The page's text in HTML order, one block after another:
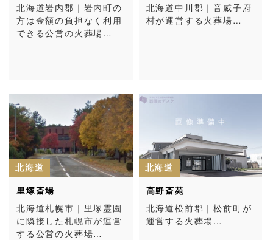
北海道岩内郡｜岩内町の
方は金額の負担なく利用
できる公営の火葬場…
北海道中川郡｜音威子府
村が運営する火葬場…
北海道
里塚斎場
北海道札幌市｜里塚霊園
に隣接した札幌市が運営
する公営の火葬場…
北海道
高野斎苑
北海道松前郡｜松前町が
運営する火葬場…